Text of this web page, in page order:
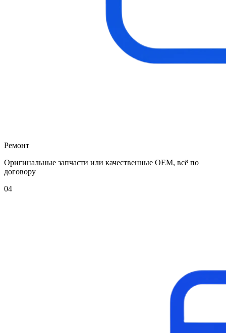
Ремонт
Оригинальные запчасти или качественные OEM, всё по
договору
04